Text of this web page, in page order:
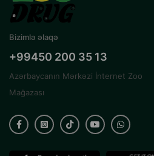
Bizimlə əlaqə
+99450 200 35 13
Azərbaycanın Mərkəzi İnternet Zoo
Mağazası